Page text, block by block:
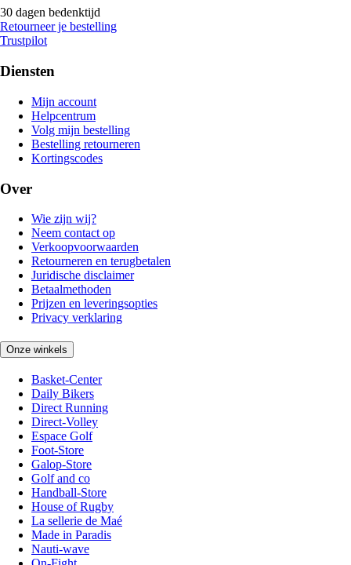
30 dagen bedenktijd
Retourneer je bestelling
Trustpilot
Diensten
Mijn account
Helpcentrum
Volg mijn bestelling
Bestelling retourneren
Kortingscodes
Over
Wie zijn wij?
Neem contact op
Verkoopvoorwaarden
Retourneren en terugbetalen
Juridische disclaimer
Betaalmethoden
Prijzen en leveringsopties
Privacy verklaring
Onze winkels
Basket-Center
Daily Bikers
Direct Running
Direct-Volley
Espace Golf
Foot-Store
Galop-Store
Golf and co
Handball-Store
House of Rugby
La sellerie de Maé
Made in Paradis
Nauti-wave